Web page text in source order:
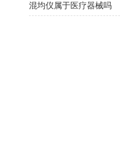
混均仪属于医疗器械吗